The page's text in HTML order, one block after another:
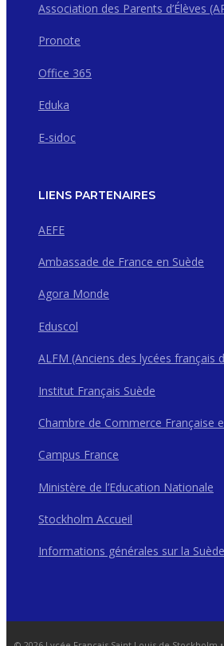
Association des Parents d’Élèves
Pronote
Office 365
Eduka
E-sidoc
LIENS PARTENAIRES
AEFE
Ambassade de France en Suède
Agora Monde
Eduscol
ALFM (Anciens des lycées français
Institut Français Suède
Chambre de Commerce Française
Campus France
Ministère de l’Education Nationale
Stockholm Accueil
Informations générales sur la Suède